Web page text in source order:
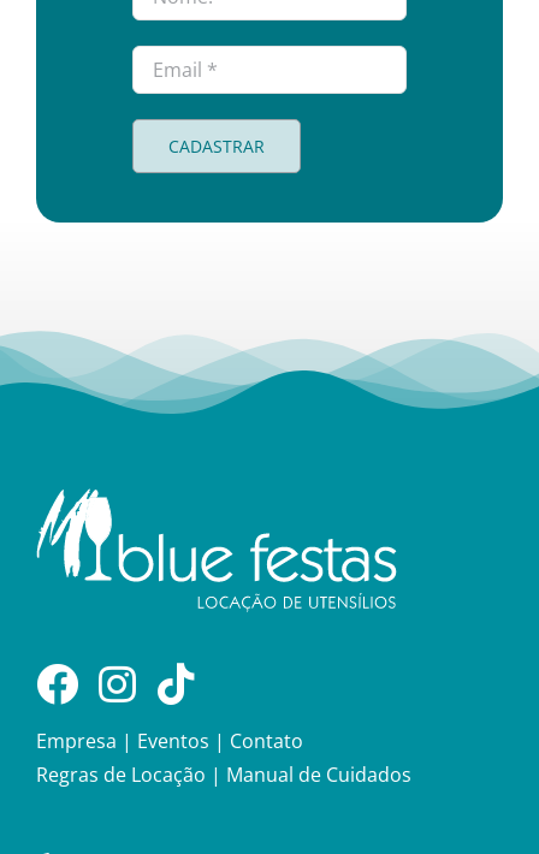
Toalhas e Guardanapos
Travessas e Bandejas
CADASTRAR
Empresa | Eventos | Contato
Regras de Locação | Manual de Cuidados